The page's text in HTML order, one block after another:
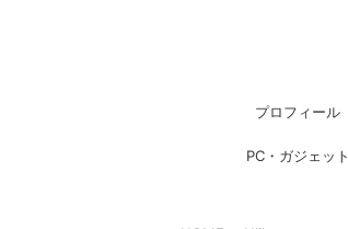
プロフィール
PC・ガジェット